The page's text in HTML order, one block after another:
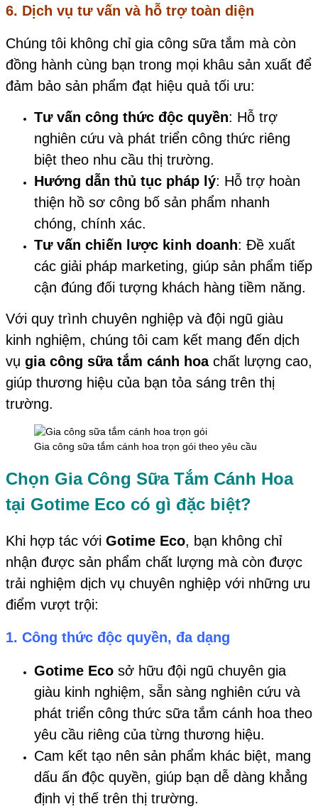
6. Dịch vụ tư vấn và hỗ trợ toàn diện
Chúng tôi không chỉ gia công sữa tắm mà còn
đồng hành cùng bạn trong mọi khâu sản xuất để
đảm bảo sản phẩm đạt hiệu quả tối ưu:
Tư vấn công thức độc quyền: Hỗ trợ
nghiên cứu và phát triển công thức riêng
biệt theo nhu cầu thị trường.
Hướng dẫn thủ tục pháp lý: Hỗ trợ hoàn
thiện hồ sơ công bố sản phẩm nhanh
chóng, chính xác.
Tư vấn chiến lược kinh doanh: Đề xuất
các giải pháp marketing, giúp sản phẩm tiếp
cận đúng đối tượng khách hàng tiềm năng.
Với quy trình chuyên nghiệp và đội ngũ giàu
kinh nghiệm, chúng tôi cam kết mang đến dịch
vụ gia công sữa tắm cánh hoachất lượng cao,
giúp thương hiệu của bạn tỏa sáng trên thị
trường.
Gia công sữa tắm cánh hoa trọn gói theo yêu cầu
Chọn Gia Công Sữa Tắm Cánh Hoa
tại Gotime Eco có gì đặc biệt?
Khi hợp tác với Gotime Eco, bạn không chỉ
nhận được sản phẩm chất lượng mà còn được
trải nghiệm dịch vụ chuyên nghiệp với những ưu
điểm vượt trội:
1. Công thức độc quyền, đa dạng
Gotime Eco sở hữu đội ngũ chuyên gia
giàu kinh nghiệm, sẵn sàng nghiên cứu và
phát triển công thức sữa tắm cánh hoa theo
yêu cầu riêng của từng thương hiệu.
Cam kết tạo nên sản phẩm khác biệt, mang
dấu ấn độc quyền, giúp bạn dễ dàng khẳng
định vị thế trên thị trường.